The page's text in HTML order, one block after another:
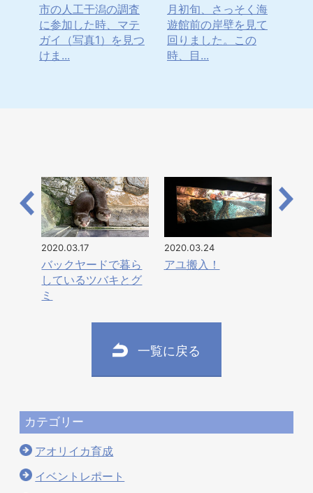
市の人工干潟の調査
に参加した時、マテ
ガイ（写真1）を見つ
けま...
月初旬、さっそく海
遊館前の岸壁を見て
回りました。この
時、目...
2020.03.17
バックヤードで暮ら
しているツバキとグ
ミ
2020.03.24
アユ搬入！
一覧に戻る
カテゴリー
アオリイカ育成
イベントレポート